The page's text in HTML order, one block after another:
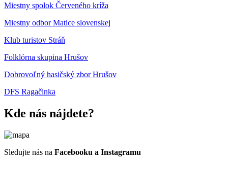
Miestny spolok Červeného kríža
Miestny odbor Matice slovenskej
Klub turistov Stráň
Folklórna skupina Hrušov
Dobrovoľný hasičský zbor Hrušov
DFS Ragačinka
Kde nás nájdete?
Sledujte nás na Facebooku a Instagramu